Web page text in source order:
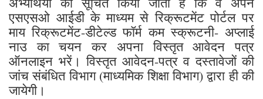
एसएसओ आईडी के माध्यम से रिक्रूटमेंट पोर्टल पर
माय रिक्रूटमेंट-डीटेल्ड फॉर्म कम स्क्रूटनी- अप्लाई
नाउ का चयन कर अपना विस्तृत आवेदन पत्र
ऑनलाइन भरें। विस्तृत आवेदन-पत्र व दस्तावेजों की
जांच संबंधित विभाग (माध्यमिक शिक्षा विभाग) द्वारा ही की
जायेगी।